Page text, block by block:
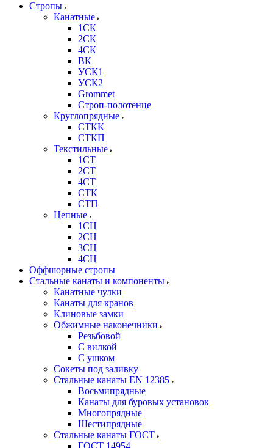
Стропы
Канатные
1СК
2СК
4СК
ВК
УСК1
УСК2
Grommet
Строп-полотенце
Круглопрядные
СТКК
СТКП
Текстильные
1СТ
2СТ
4СТ
СТК
СТП
Цепные
1СЦ
2СЦ
3СЦ
4СЦ
Оффшорные стропы
Стальные канаты и компоненты
Канатные чулки
Канаты для кранов
Клиновые замки
Обжимные наконечники
Резьбовой
С вилкой
С ушком
Сокеты под заливку
Стальные канаты EN 12385
Восьмипрядные
Канаты для буровых установок
Многопрядные
Шестипрядные
Стальные канаты ГОСТ
ГОСТ 14954